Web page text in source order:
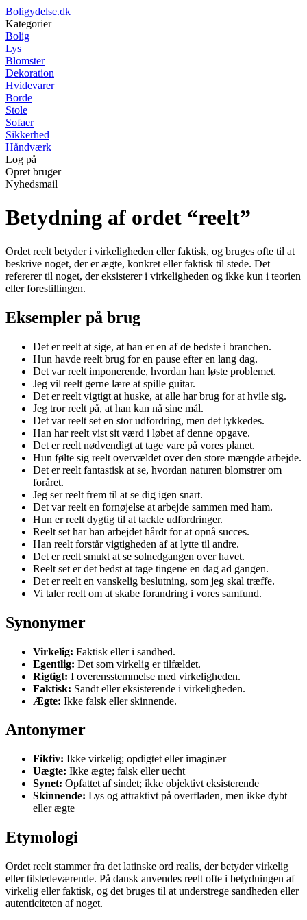
Boligydelse.dk
Kategorier
Bolig
Lys
Blomster
Dekoration
Hvidevarer
Borde
Stole
Sofaer
Sikkerhed
Håndværk
Log på
Opret bruger
Nyhedsmail
Betydning af ordet “reelt”
Ordet reelt betyder i virkeligheden eller faktisk, og bruges ofte til at
beskrive noget, der er ægte, konkret eller faktisk til stede. Det
refererer til noget, der eksisterer i virkeligheden og ikke kun i teorien
eller forestillingen.
Eksempler på brug
Det er reelt at sige, at han er en af de bedste i branchen.
Hun havde reelt brug for en pause efter en lang dag.
Det var reelt imponerende, hvordan han løste problemet.
Jeg vil reelt gerne lære at spille guitar.
Det er reelt vigtigt at huske, at alle har brug for at hvile sig.
Jeg tror reelt på, at han kan nå sine mål.
Det var reelt set en stor udfordring, men det lykkedes.
Han har reelt vist sit værd i løbet af denne opgave.
Det er reelt nødvendigt at tage vare på vores planet.
Hun følte sig reelt overvældet over den store mængde arbejde.
Det er reelt fantastisk at se, hvordan naturen blomstrer om
foråret.
Jeg ser reelt frem til at se dig igen snart.
Det var reelt en fornøjelse at arbejde sammen med ham.
Hun er reelt dygtig til at tackle udfordringer.
Reelt set har han arbejdet hårdt for at opnå succes.
Han reelt forstår vigtigheden af at lytte til andre.
Det er reelt smukt at se solnedgangen over havet.
Reelt set er det bedst at tage tingene en dag ad gangen.
Det er reelt en vanskelig beslutning, som jeg skal træffe.
Vi taler reelt om at skabe forandring i vores samfund.
Synonymer
Virkelig: Faktisk eller i sandhed.
Egentlig: Det som virkelig er tilfældet.
Rigtigt: I overensstemmelse med virkeligheden.
Faktisk: Sandt eller eksisterende i virkeligheden.
Ægte: Ikke falsk eller skinnende.
Antonymer
Fiktiv: Ikke virkelig; opdigtet eller imaginær
Uægte: Ikke ægte; falsk eller uecht
Synet: Opfattet af sindet; ikke objektivt eksisterende
Skinnende: Lys og attraktivt på overfladen, men ikke dybt
eller ægte
Etymologi
Ordet reelt stammer fra det latinske ord realis, der betyder virkelig
eller tilstedeværende. På dansk anvendes reelt ofte i betydningen af
virkelig eller faktisk, og det bruges til at understrege sandheden eller
autenticiteten af noget.